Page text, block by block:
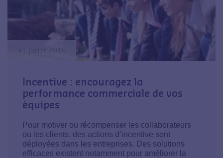
Incentive : encouragez la
performance commerciale de vos
équipes
Pour motiver ou récompenser les collaborateurs
ou les clients, des actions d’incentive sont
déployées dans les entreprises. Des solutions
efficaces existent notamment pour améliorer la